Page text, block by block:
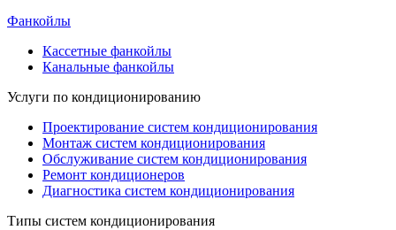
Фанкойлы
Кассетные фанкойлы
Канальные фанкойлы
Услуги по кондиционированию
Проектирование систем кондиционирования
Монтаж систем кондиционирования
Обслуживание систем кондиционирования
Ремонт кондиционеров
Диагностика систем кондиционирования
Типы систем кондиционирования